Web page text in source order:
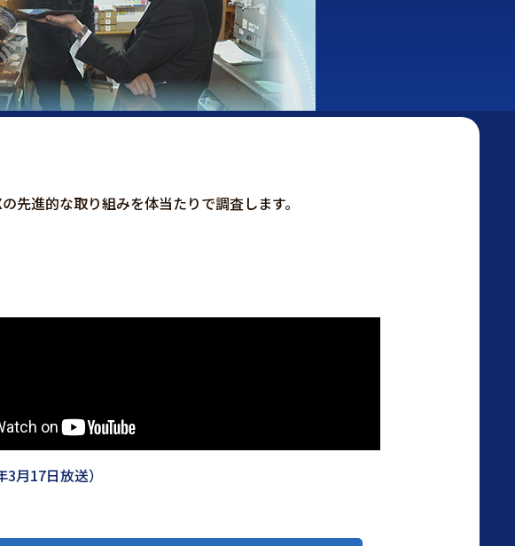
進的な取り組みを体当たりで調査します。
月17日放送）